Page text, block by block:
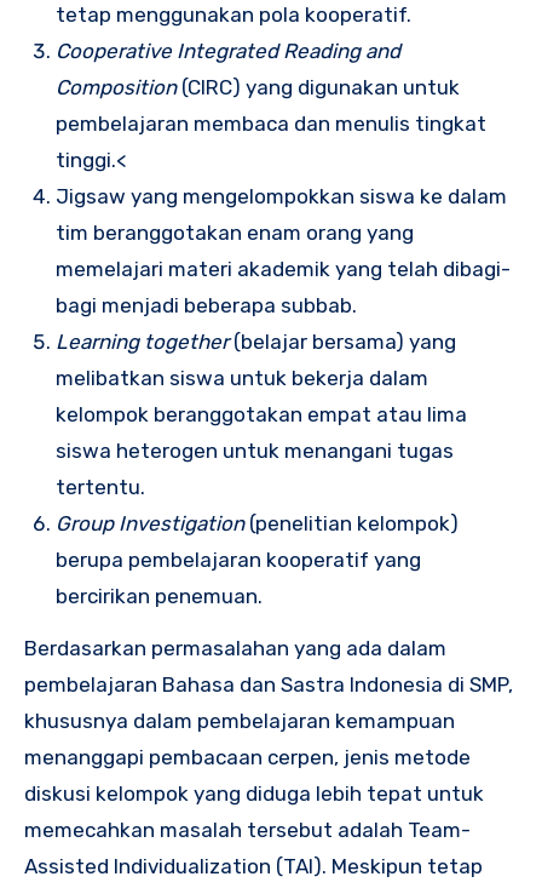
tetap menggunakan pola kooperatif.
Cooperative Integrated Reading and
Composition(CIRC) yang digunakan untuk
pembelajaran membaca dan menulis tingkat
tinggi.<
Jigsaw yang mengelompokkan siswa ke dalam
tim beranggotakan enam orang yang
memelajari materi akademik yang telah dibagi-
bagi menjadi beberapa subbab.
Learning together(belajar bersama) yang
melibatkan siswa untuk bekerja dalam
kelompok beranggotakan empat atau lima
siswa heterogen untuk menangani tugas
tertentu.
Group Investigation (penelitian kelompok)
berupa pembelajaran kooperatif yang
bercirikan penemuan.
Berdasarkan permasalahan yang ada dalam
pembelajaran Bahasa dan Sastra Indonesia di SMP,
khususnya dalam pembelajaran kemampuan
menanggapi pembacaan cerpen, jenis metode
diskusi kelompok yang diduga lebih tepat untuk
memecahkan masalah tersebut adalah Team-
Assisted Individualization (TAI). Meskipun tetap